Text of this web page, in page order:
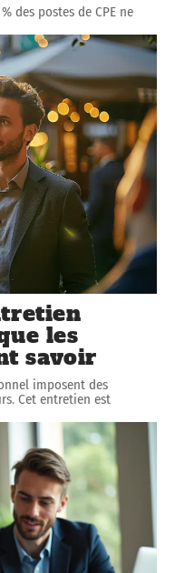
des postes de CPE ne
les
savoir
imposent des
Cet entretien est